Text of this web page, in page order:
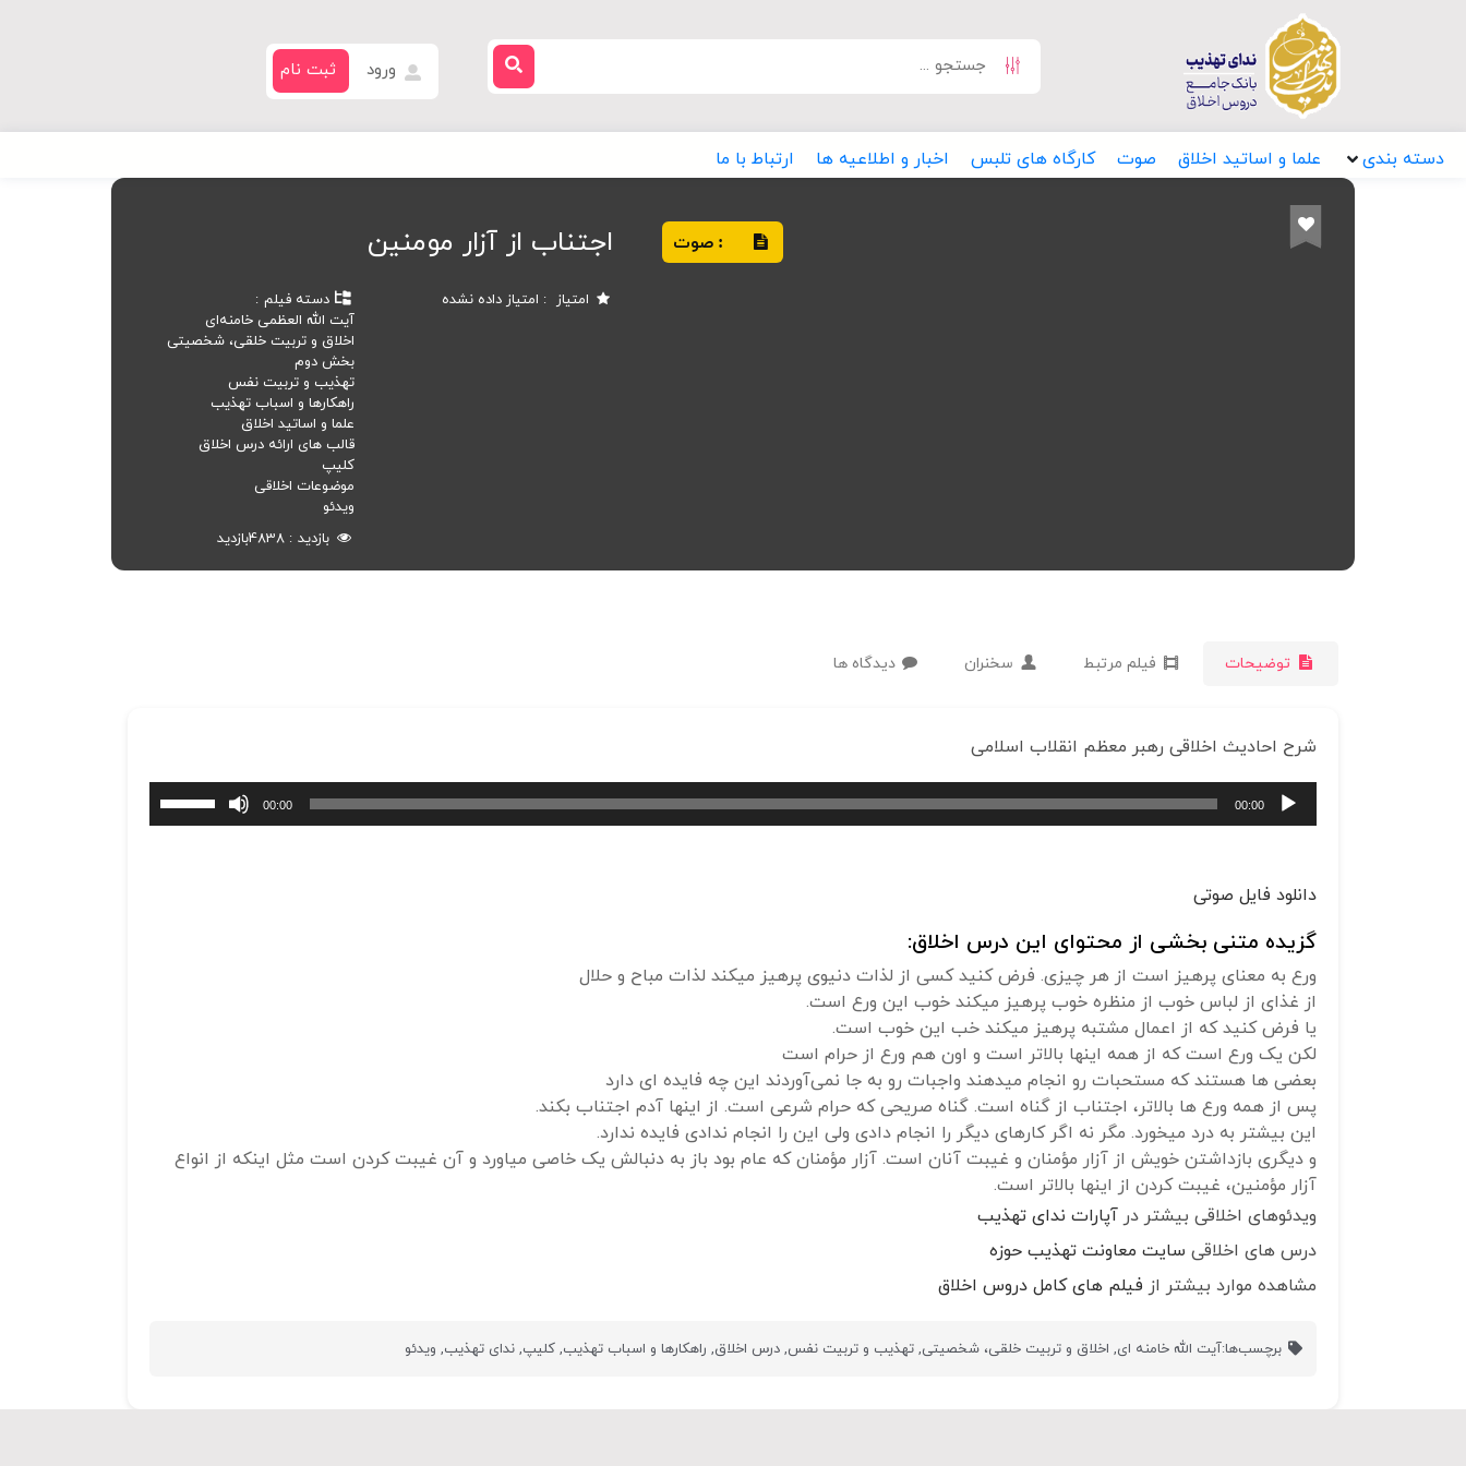
ورود ثبت نام
دسته بندی علما و اساتید اخلاق صوت کارگاه های تلبس اخبار و اطلاعیه ها ارتباط با ما
: صوت اجتناب از آزار مومنین
امتیاز امتیاز داده نشده
دسته فیلم
آیت الله العظمی خامنه‌ای
اخلاق و تربیت خلقی، شخصیتی
بخش دوم
تهذیب و تربیت نفس
راهکارها و اسباب تهذیب
علما و اساتید اخلاق
قالب های ارائه درس اخلاق
کلیپ
موضوعات اخلاقی
ویدئو
بازدید
4838بازدید
توضیحات فیلم مرتبط سخنران دیدگاه ها
شرح احادیث اخلاقی رهبر معظم انقلاب اسلامی
پخش‌کننده
صوت
00:00
00:00
دانلود فایل صوتی
گزیده متنی بخشی از محتوای این درس اخلاق:
ورع به معنای پرهیز است از هر چیزی. فرض کنید کسی از لذات دنیوی پرهیز میکند لذات مباح و حلال
از غذای از لباس خوب از منظره خوب پرهیز میکند خوب این ورع است.
یا فرض کنید که از اعمال مشتبه پرهیز میکند خب این خوب است.
لکن یک ورع است که از همه اینها بالاتر است و اون هم ورع از حرام است
بعضی ها هستند که مستحبات رو انجام میدهند واجبات رو به جا نمی‌آوردند این چه فایده ای دارد
پس از همه ورع ها بالاتر، اجتناب از گناه است. گناه صریحی که حرام شرعی است. از اینها آدم اجتناب بکند.
این بیشتر به درد میخورد. مگر نه اگر کارهای دیگر را انجام دادی ولی این را انجام ندادی فایده ندارد.
و دیگری بازداشتن خویش از آزار مؤمنان و غیبت آنان است. آزار مؤمنان که عام بود باز به دنبالش یک خاصی میاورد و آن غیبت کردن است مثل اینکه از انواع
آزار مؤمنین، غیبت کردن از اینها بالاتر است.
ویدئوهای اخلاقی بیشتر در آپارات ندای تهذیب
درس های اخلاقی سایت معاونت تهذیب حوزه
مشاهده موارد بیشتر از فیلم های کامل دروس اخلاق
برچسب‌ها:آیت الله خامنه ای, اخلاق و تربیت خلقی، شخصیتی,تهذیب و تربیت نفس,درس اخلاق, راهکارها و اسباب تهذیب,کلیپ,ندای تهذیب, ویدئو